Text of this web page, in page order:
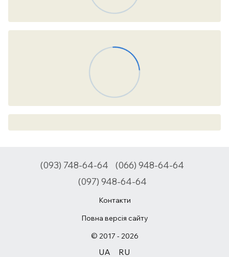
(093) 748-64-64
(066) 948-64-64
(097) 948-64-64
Контакти
Повна версія сайту
© 2017 - 2026
UA RU